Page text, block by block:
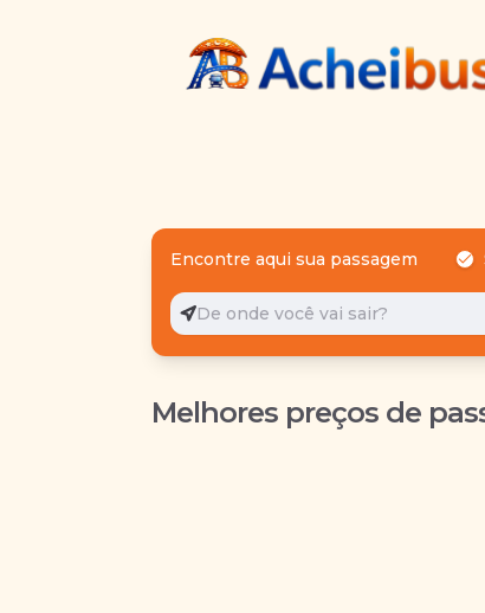
Encontre aqui sua passagem
De onde você vai sair?
Melhores preços de